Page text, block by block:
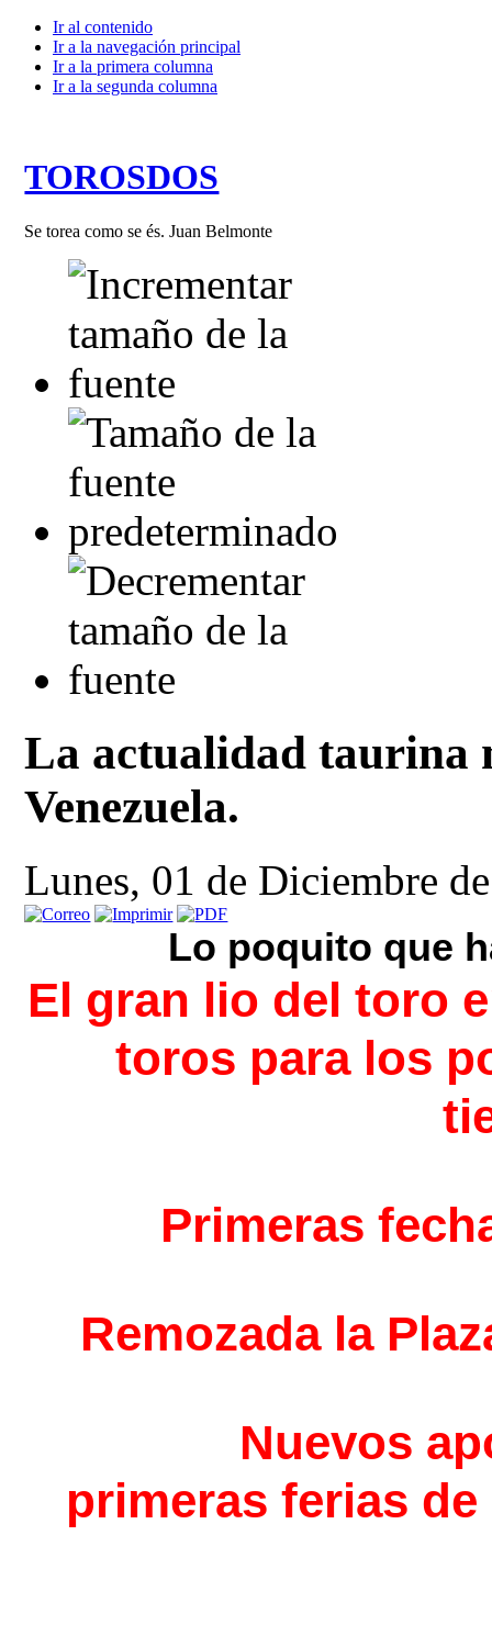
Ir al contenido
Ir a la navegación principal
Ir a la primera columna
Ir a la segunda columna
TOROSDOS
Se torea como se és. Juan Belmonte
La actualidad taurina
Venezuela.
Lunes, 01 de Diciembre
Lo poquito que
El gran lio del toro
toros para los
Primeras
Remozada la
Nuevos
primeras ferias